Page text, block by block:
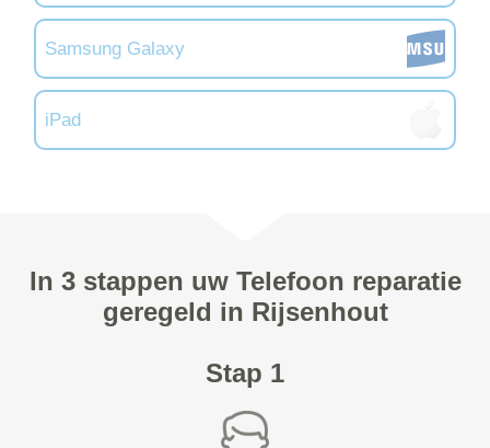
Samsung Galaxy
iPad
In 3 stappen uw Telefoon reparatie
geregeld in Rijsenhout
Stap 1